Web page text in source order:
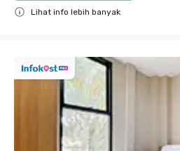
Lihat info lebih banyak